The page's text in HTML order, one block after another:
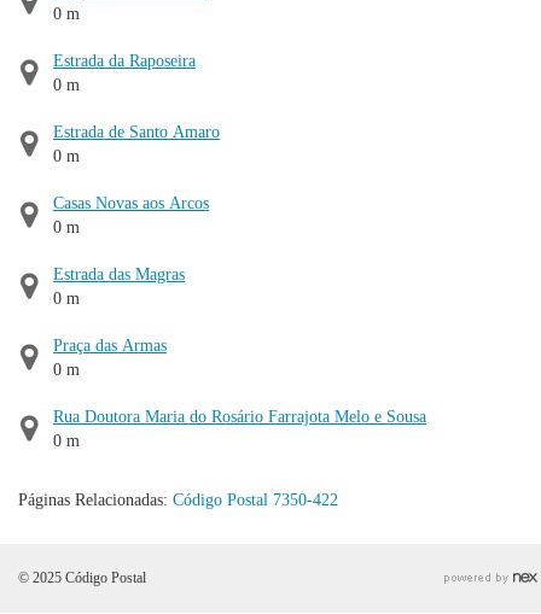
0 m
Estrada da Raposeira
0 m
Estrada de Santo Amaro
0 m
Casas Novas aos Arcos
0 m
Estrada das Magras
0 m
Praça das Armas
0 m
Rua Doutora Maria do Rosário Farrajota Melo e Sousa
0 m
Páginas Relacionadas: Código Postal 7350-422
© 2025 Código Postal